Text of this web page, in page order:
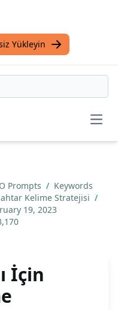
Yükleyin
Prompts / Keywords
Kelime Stratejisi /
19, 2023
İçin